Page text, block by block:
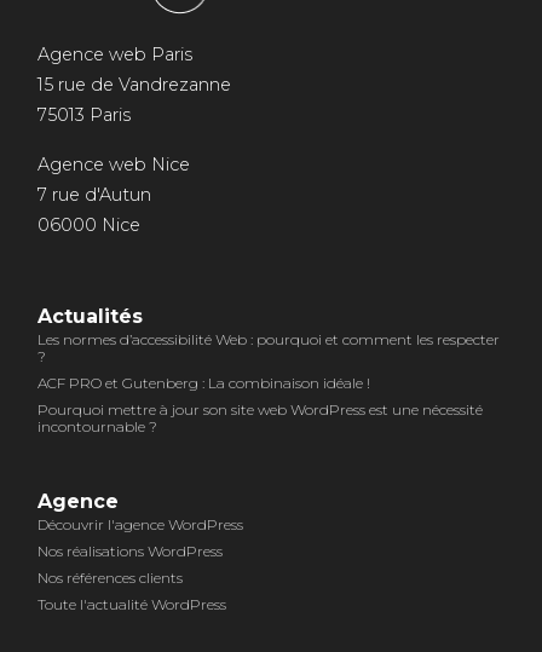
Agence web Paris
15 rue de Vandrezanne
75013 Paris
Agence web Nice
7 rue d'Autun
06000 Nice
Actualités
Les normes d’accessibilité Web : pourquoi et comment les respecter
?
ACF PRO et Gutenberg : La combinaison idéale !
Pourquoi mettre à jour son site web WordPress est une nécessité
incontournable ?
Agence
Découvrir l'agence WordPress
Nos réalisations WordPress
Nos références clients
Toute l'actualité WordPress